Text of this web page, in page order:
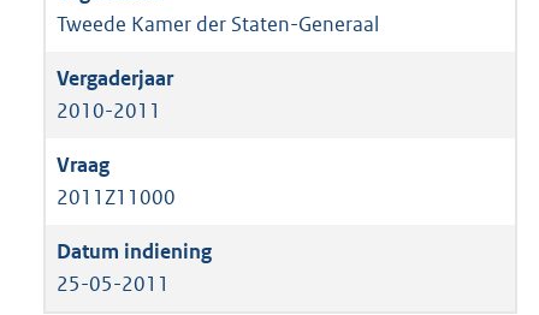
Tweede Kamer der Staten-Generaal
2010-2011
2011Z11000
25-05-2011